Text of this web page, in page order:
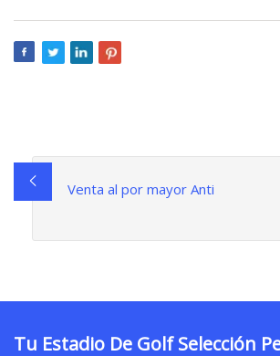
Venta al por mayor Anti
Tu Estadio De Golf Selección